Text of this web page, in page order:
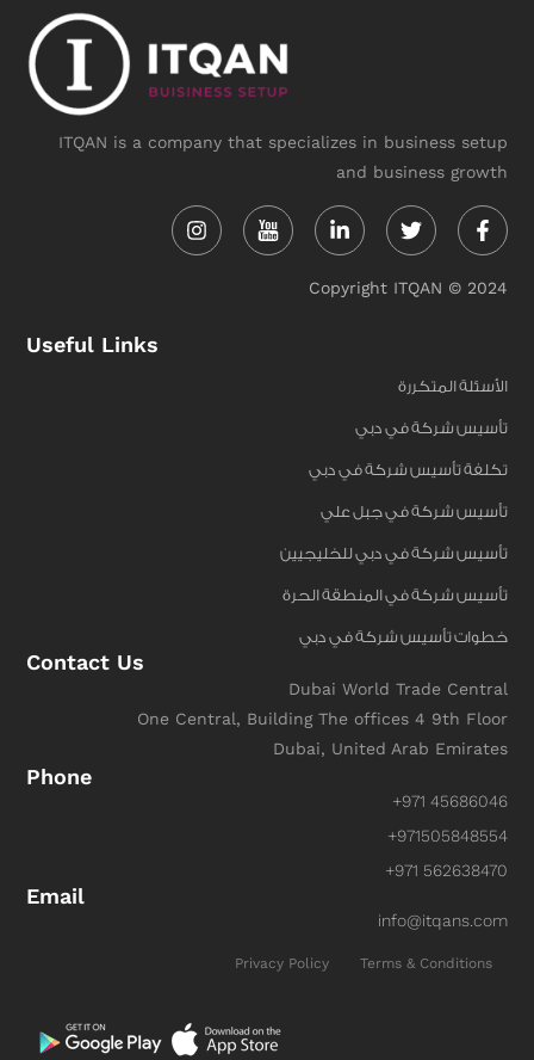
ITQAN is a company that specializes in business setup
and business growth
in f
Copyright ITQAN © 2024
Useful Links
الأسئلة المتكررة
تأسيس شركة في دبي
تكلفة تأسيس شركة في دبي
تأسيس شركة في جبل علي
تأسيس شركة في دبي للخليجيين
تأسيس شركة في المنطقة الحرة
خطوات تأسيس شركة في دبي
Contact Us
Dubai World Trade Central
One Central, Building The offices 4 9th Floor
Dubai, United Arab Emirates
Phone
+971 45686046
+971505848554
+971 562638470
Email
info@itqans.com
Privacy Policy Terms & Conditions